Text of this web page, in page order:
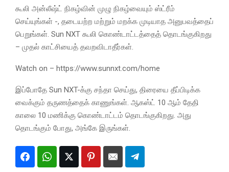
கூலி அன்லீஷ்ட் நிகழ்வின் முழு நிகழ்வையும் ஸ்ட்ரீம்
செய்யுங்கள் -, தடையற்ற மற்றும் மறக்க முடியாத அனுபவத்தைப்
பெறுங்கள். Sun NXT கூலி கொண்டாட்டத்தைத் தொடங்குகிறது
– முதல் காட்சியைத் தவறவிடாதீர்கள்.
Watch on – https://www.sunnxt.com/home
இப்போதே Sun NXT-க்கு சந்தா செய்து, திரையை தீப்பிடிக்க
வைக்கும் தருணத்தைக் காணுங்கள். ஆகஸ்ட் 10 ஆம் தேதி
காலை 10 மணிக்கு கொண்டாட்டம் தொடங்குகிறது. அது
தொடங்கும் போது, அங்கே இருங்கள்.